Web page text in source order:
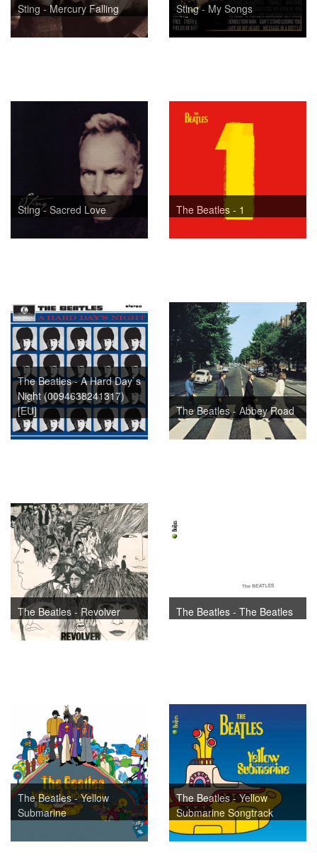
Sting - Mercury Falling Sting - My Songs
Sting - Sacred Love The Beatles - 1
The Beatles - A Hard Day`s
Night (0094638241317)
[EU]
The Beatles - Abbey Road
The Beatles - Revolver The Beatles - The Beatles
The Beatles - Yellow
Submarine
The Beatles - Yellow
Submarine Songtrack